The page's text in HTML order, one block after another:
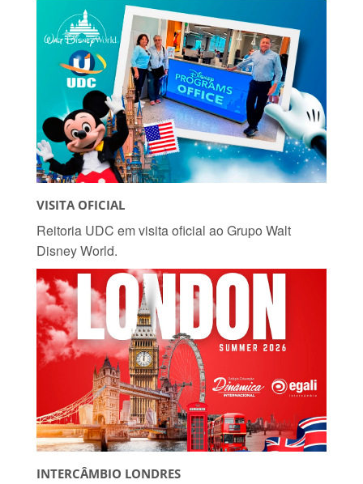
VISITA OFICIAL
Reitoria UDC em visita oficial ao Grupo Walt
Disney World.
INTERCÂMBIO LONDRES